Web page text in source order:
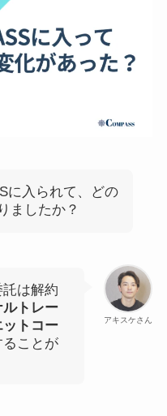
に入られて、どの
ましたか？
アキスケさん
は解約
トレー
トコー
ることが